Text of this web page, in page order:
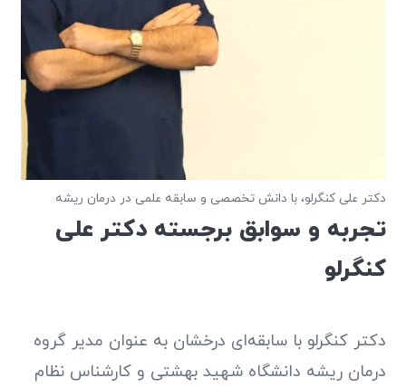
دکتر علی کنگرلو، با دانش تخصصی و سابقه علمی در درمان ریشه
تجربه و سوابق برجسته دکتر علی
کنگرلو
دکتر کنگرلو با سابقه‌ای درخشان به عنوان مدیر گروه
درمان ریشه دانشگاه شهید بهشتی و کارشناس نظام